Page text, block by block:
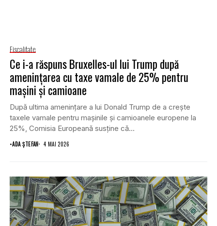
Fiscalitate
Ce i-a răspuns Bruxelles-ul lui Trump după
amenințarea cu taxe vamale de 25% pentru
mașini și camioane
După ultima amenințare a lui Donald Trump de a crește
taxele vamale pentru mașinile și camioanele europene la
25%, Comisia Europeană susține că...
•ADA ȘTEFAN 4 MAI 2026